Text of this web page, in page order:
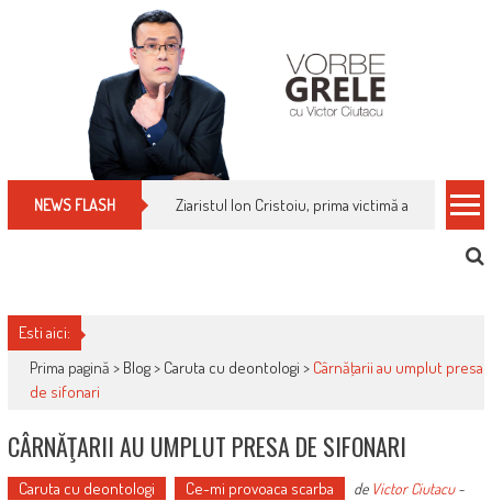
NEWS FLASH Cum îți schimbi, rapid, gratuit și eficient,
Esti aici:
Prima pagină > Blog> Caruta cu deontologi > Cârnăţarii au umplut presa
de sifonari
CÂRNĂŢARII AU UMPLUT PRESA DE SIFONARI
Caruta cu deontologi Ce-mi provoaca scarba de Victor Ciutacu-